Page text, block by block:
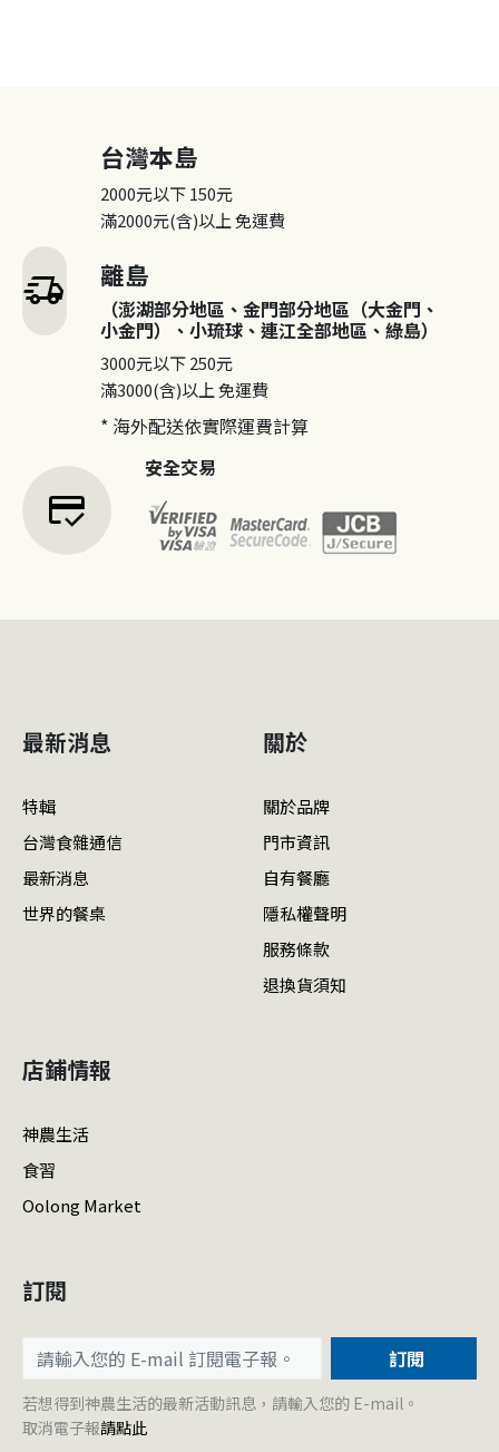
delivery_truck_speed
台灣本島
2000元以下150元
滿2000元(含)以上免運費
離島
（澎湖部分地區、金門部分地區（大金門、
小金門）、小琉球、連江全部地區、綠島）
3000元以下250元
滿3000(含)以上免運費
* 海外配送依實際運費計算
credit_score
安全交易
最新消息
特輯
台灣食雜通信
最新消息
世界的餐桌
關於
關於品牌
門市資訊
自有餐廳
隱私權聲明
服務條款
退換貨須知
店鋪情報
神農生活
食習
Oolong Market
訂閱
訂閱
若想得到神農生活的最新活動訊息，請輸入您的 E-mail。
取消電子報請點此